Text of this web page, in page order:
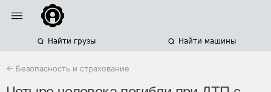
Найти грузы Найти машины
← Безопасность и страхование